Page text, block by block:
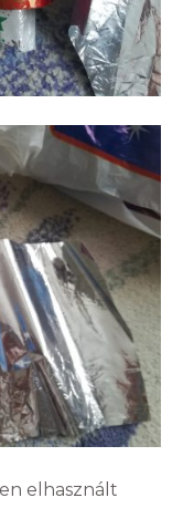
elhasznált